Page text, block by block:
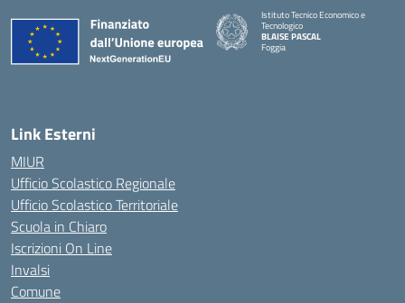
Istituto Tecnico Economico e
Tecnologico
BLAISE PASCAL
Foggia
— Visita la pagina iniziale della scuola
Link Esterni
MIUR
Ufficio Scolastico Regionale
Ufficio Scolastico Territoriale
Scuola in Chiaro
Iscrizioni On Line
Invalsi
Comune